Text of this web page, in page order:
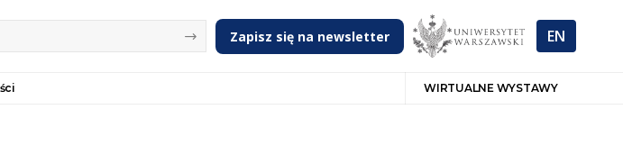
Zapisz się na newsletter EN
WIRTUALNE WYSTAWY